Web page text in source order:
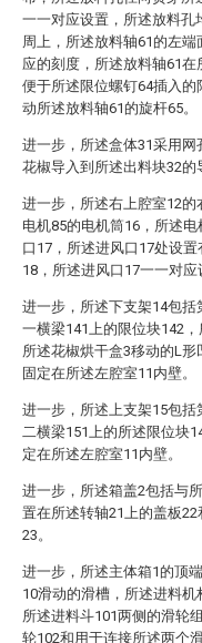
一一对应设置，所述放料孔
周上，所述放料轴61的左
应的刻度，所述放料轴61
便于所述限位螺钉64插入
动所述放料轴61的旋杆65。
进一步，所述盒体31采用
花椒导入到所述出料块32的
进一步，所述右上腔室12
电机85的电机筒16，所述
口17，所述进风口17处设
18，所述进风口17一一对应
进一步，所述下支架14包
一横梁141上的限位块142
所述花椒烘干盒3移动的L
固定在所述左腔室11内壁。
进一步，所述上支架15包
二横梁151上的所述限位块
定在所述左腔室11内壁。
进一步，所述箱盖2包括与
置在所述转轴21上的盖板
23。
进一步，所述主体箱1的顶
10滑动的滑槽，所述进料
所述进料斗101两侧的滑轮
轮102和用于连接所述两个